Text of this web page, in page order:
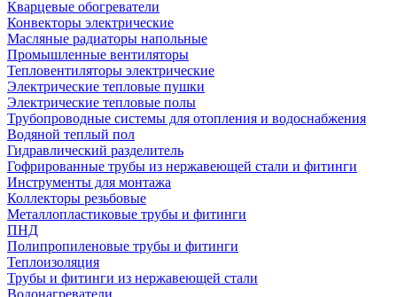
Кварцевые обогреватели
Конвекторы электрические
Масляные радиаторы напольные
Промышленные вентиляторы
Тепловентиляторы электрические
Электрические тепловые пушки
Электрические тепловые полы
Трубопроводные системы для отопления и водоснабжения
Водяной теплый пол
Гидравлический разделитель
Гофрированные трубы из нержавеющей стали и фитинги
Инструменты для монтажа
Коллекторы резьбовые
Металлопластиковые трубы и фитинги
ПНД
Полипропиленовые трубы и фитинги
Теплоизоляция
Трубы и фитинги из нержавеющей стали
Водонагреватели